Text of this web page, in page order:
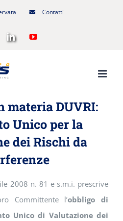
Contatti
LinkedInYouTube
materia DUVRI:
Unico per la
dei Rischi da
2008 n. 81 e s.m.i. prescrive
Committente l’obbligo di
Unico di Valutazione dei